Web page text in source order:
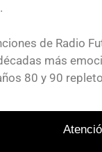
de Radio
más
80 y 90